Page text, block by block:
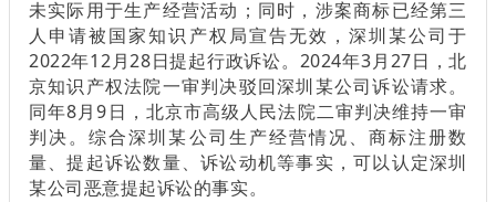
未实际用于生产经营活动；同时，涉案商标已经第三
人申请被国家知识产权局宣告无效，深圳某公司于
2022年12月28日提起行政诉讼。2024年3月27日，北
京知识产权法院一审判决驳回深圳某公司诉讼请求。
同年8月9日，北京市高级人民法院二审判决维持一审
判决。综合深圳某公司生产经营情况、商标注册数
量、提起诉讼数量、诉讼动机等事实，可以认定深圳
某公司恶意提起诉讼的事实。